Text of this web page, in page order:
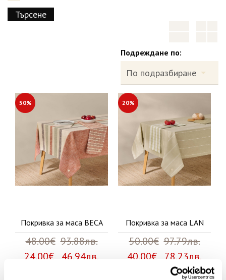
Подреждане по:
50%
Покривка за маса BECA
48.00€ 93.88лв.
24.00€ 46.94лв.
20%
Покривка за маса LAN
50.00€ 97.79лв.
40.00€ 78.23лв.